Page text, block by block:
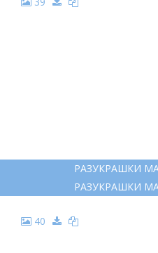
РАЗУКРАШКИ
РАЗУКРАШКИ
40